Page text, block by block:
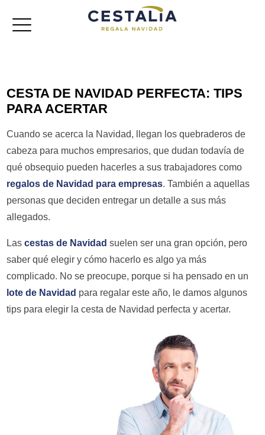
Lotes de navidad
Cajas jamoneras
Referencias
CESTA DE NAVIDAD PERFECTA: TIPS
PARA ACERTAR
Cuando se acerca la Navidad, llegan los quebraderos de
cabeza para muchos empresarios, que dudan todavía de
qué obsequio pueden hacerles a sus trabajadores como
regalos de Navidad para empresas. También a aquellas
personas que deciden entregar un detalle a sus más
allegados.
Lascestas de Navidad suelen ser una gran opción, pero
saber qué elegir y cómo hacerlo es algo ya más
complicado. No se preocupe, porque si ha pensado en un
lote de Navidad para regalar este año, le damos algunos
tips para elegir la cesta de Navidad perfecta y acertar.